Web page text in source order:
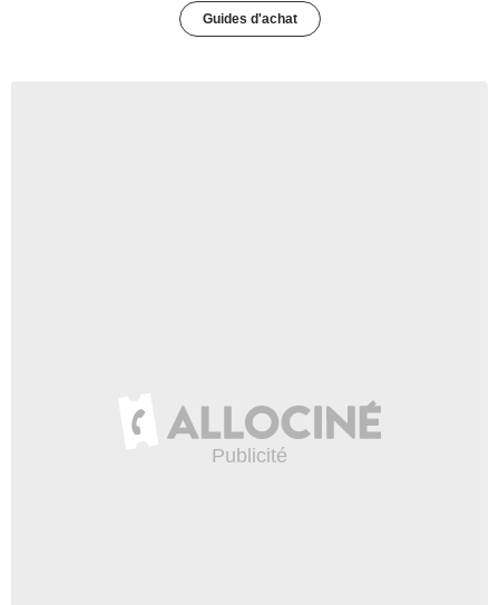
Guides d'achat